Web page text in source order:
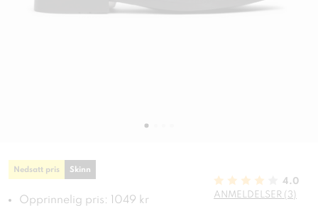
Nedsatt pris Skinn
Opprinnelig pris: 1049 kr
4.0
ANMELDELSER (3)